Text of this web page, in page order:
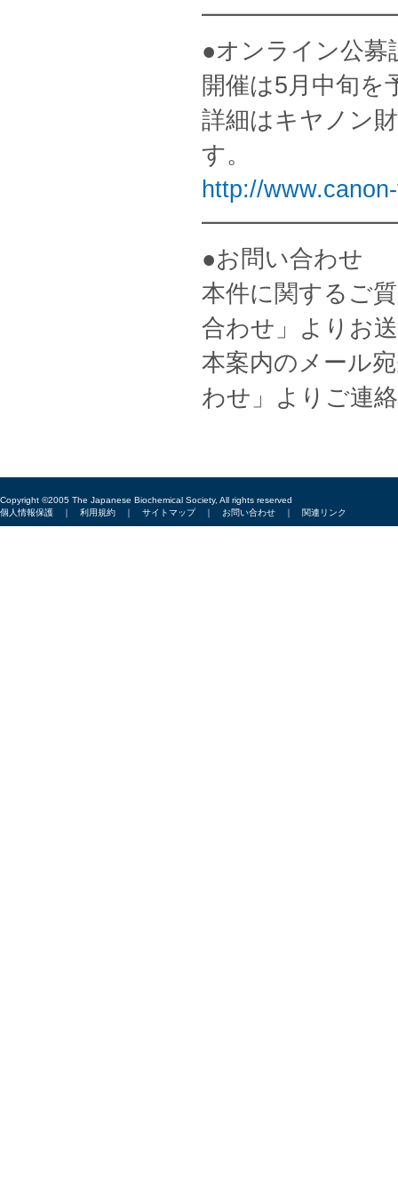
●オンライン公募
開催は5月中旬を
詳細はキヤノン
す。
http://
●お問い合わせ
本件に関するご
合わせ」よりお
本案内のメール
わせ」よりご連
Copyright ©2005 The Japanese Biochemical Society, All rights reserved
個人情報保護 ｜ 利用規約 ｜ サイトマップ｜ お問い合わせ ｜ 関連リンク